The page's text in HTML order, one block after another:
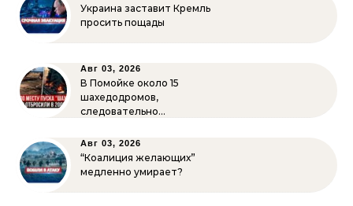
Украина заставит Кремль
просить пощады
Авг 03, 2026
В Помойке около 15
шахедодромов,
следовательно…
Авг 03, 2026
“Коалиция желающих”
медленно умирает?